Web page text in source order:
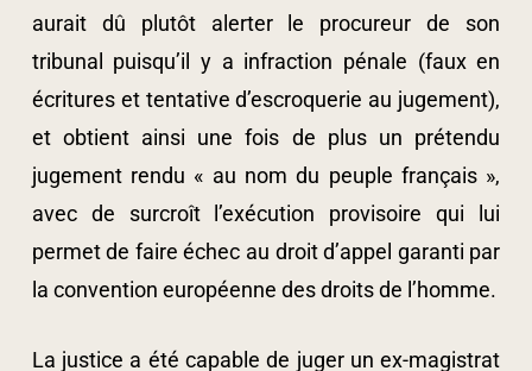
aurait dû plutôt alerter le procureur de son
tribunal puisqu’il y a infraction pénale (faux en
écritures et tentative d’escroquerie au jugement),
et obtient ainsi une fois de plus un prétendu
jugement rendu « au nom du peuple français »,
avec de surcroît l’exécution provisoire qui lui
permet de faire échec au droit d’appel garanti par
la convention européenne des droits de l’homme.
La justice a été capable de juger un ex-magistrat